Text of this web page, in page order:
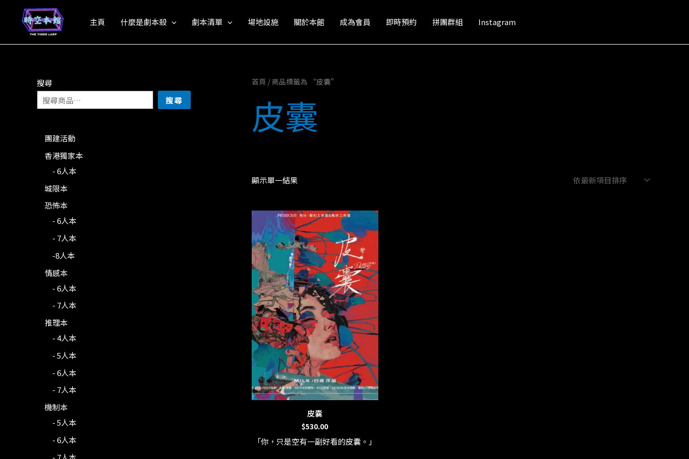
content
主頁 什麼是劇本殺 劇本清單 場地設施 關於本館 成為會員 即時預約 拼團群組 Instagram
搜尋
搜尋
團建活動
香港獨家本
- 6人本
城限本
恐怖本
- 6人本
- 7人本
-8人本
情感本
- 6人本
- 7人本
推理本
- 4人本
- 5人本
- 6人本
- 7人本
機制本
- 5人本
- 6人本
首頁 / 商品標籤為 “皮囊”
皮囊
顯示單一結果
皮囊
$530.00
「你，只是空有一副好看的皮囊。」